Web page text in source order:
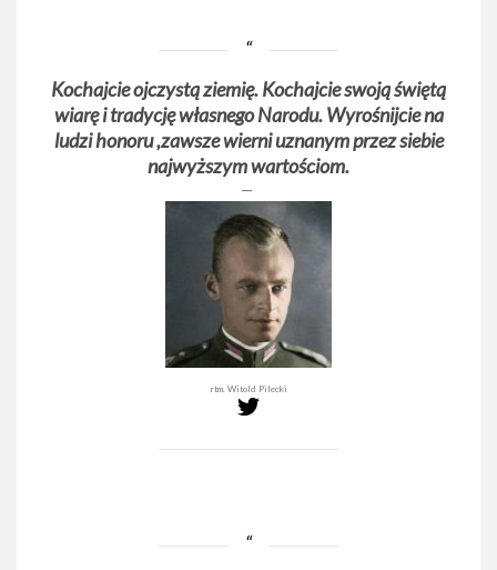
Kochajcie ojczystą ziemię. Kochajcie swoją świętą
wiarę i tradycję własnego Narodu. Wyrośnijcie na
ludzi honoru ,zawsze wierni uznanym przez siebie
najwyższym wartościom.
rtm. Witold Pilecki